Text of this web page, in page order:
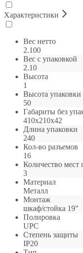
Характеристики
Вес нетто
2.100
Вес с упаковкой
2.10
Высота
1
Высота упаковки
50
Габариты без
410x210x42
Длина упаковки
240
Кол-во разъемов
16
Количество мест
3
Материал
Металл
Монтаж
шкаф/стойка 19"
Полировка
UPC
Степень защиты
IP20